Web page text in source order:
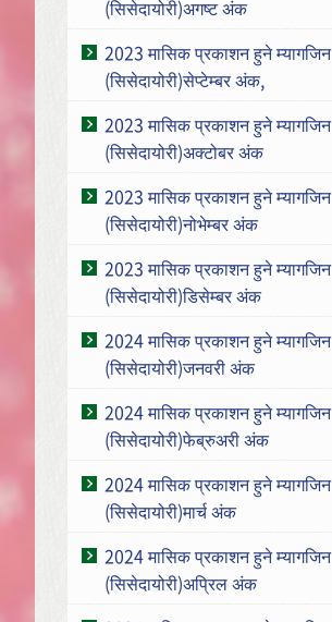
(सिसेदायोरी)अगष्ट अंक
2023 मासिक प्रकाशन हुने म्यागजिन
(सिसेदायोरी)सेप्टेम्बर अंक,
2023 मासिक प्रकाशन हुने म्यागजिन
(सिसेदायोरी)अक्टोबर अंक
2023 मासिक प्रकाशन हुने म्यागजिन
(सिसेदायोरी)नोभेम्बर अंक
2023 मासिक प्रकाशन हुने म्यागजिन
(सिसेदायोरी)डिसेम्बर अंक
2024 मासिक प्रकाशन हुने म्यागजिन
(सिसेदायोरी)जनवरी अंक
2024 मासिक प्रकाशन हुने म्यागजिन
(सिसेदायोरी)फेब्रुअरी अंक
2024 मासिक प्रकाशन हुने म्यागजिन
(सिसेदायोरी)मार्च अंक
2024 मासिक प्रकाशन हुने म्यागजिन
(सिसेदायोरी)अप्रिल अंक